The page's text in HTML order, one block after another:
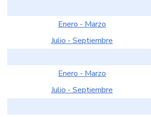
Enero - Marzo
Julio - Septiembre
Enero - Marzo
Julio - Septiembre